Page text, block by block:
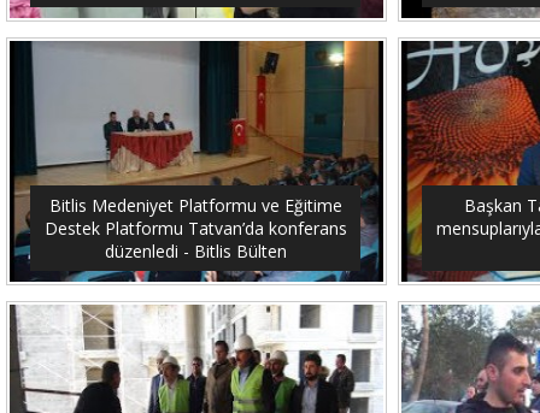
Bitlis Medeniyet Platformu ve Eğitime
Destek Platformu Tatvan’da konferans
düzenledi - Bitlis Bülten
Başkan